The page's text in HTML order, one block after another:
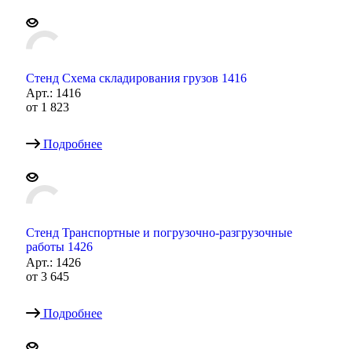
Стенд Схема складирования грузов 1416
Арт.: 1416
от 1 823
Подробнее
Стенд Транспортные и погрузочно-разгрузочные
работы 1426
Арт.: 1426
от 3 645
Подробнее